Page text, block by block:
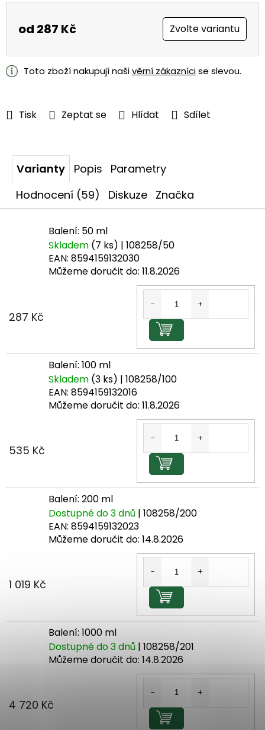
Tisk Zeptat se Hlídat Sdílet
od 287 Kč
cena:
Zvolte variantu
Toto zboží nakupují našivěrní zákaznícise slevou.
Varianty Popis
Parametry
Hodnocení (59)
Diskuze Značka
Balení: 50 ml
Skladem (7 ks) | 108258/50
EAN: 8594159132030
Můžeme doručit do: 11.8.2026
287 Kč
Do košíku
Balení: 100 ml
Skladem (3 ks) | 108258/100
EAN: 8594159132016
Můžeme doručit do: 11.8.2026
535 Kč
Do košíku
Balení: 200 ml
Dostupné do 3 dnů | 108258/200
EAN: 8594159132023
Můžeme doručit do: 14.8.2026
1 019 Kč
Do košíku
Balení: 1000 ml
Dostupné do 3 dnů | 108258/201
Můžeme doručit do: 14.8.2026
4 720 Kč
Do košíku